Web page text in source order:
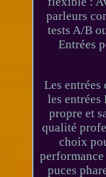
parleurs
tests A/B
Entrées
Les
les entrées
propre et
qualité
choix
puces